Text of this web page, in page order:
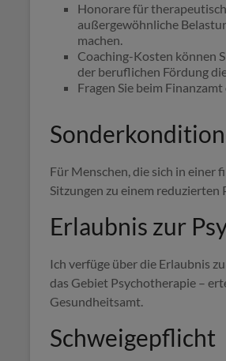
Honorare für
außergewöhnliche
machen.
Coaching-Kosten können
der beruflichen Fördung
Fragen Sie beim
Für Menschen, die sich in einer
Sitzungen zu einem reduzierten
Erlaubnis zur
Ich verfüge über die Erlaubnis
das Gebiet Psychotherapie –
Gesundheitsamt.
Schweigepflicht